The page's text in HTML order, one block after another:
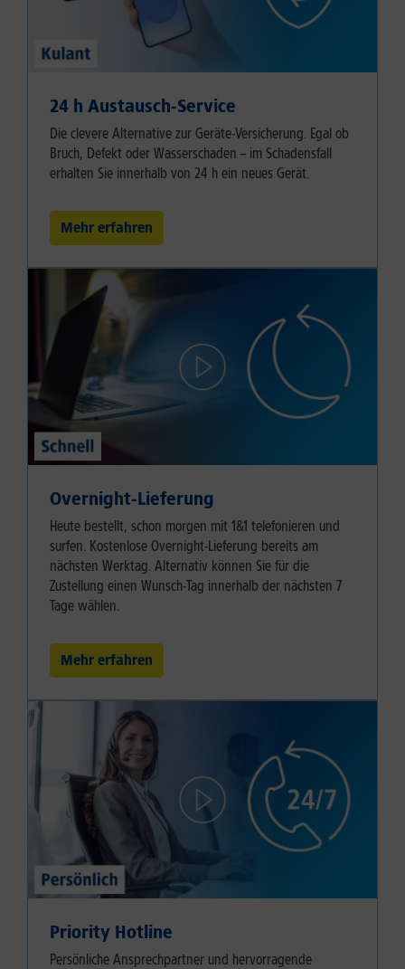
24 h Austausch-Service
Die clevere Alternative zur Geräte-Versicherung. Egal ob
Bruch, Defekt oder Wasserschaden – im Schadensfall
erhalten Sie innerhalb von 24 h ein neues Gerät.
Mehr erfahren
Overnight-Lieferung
Heute bestellt, schon morgen mit 1&1 telefonieren und
surfen. Kostenlose Overnight-Lieferung bereits am
nächsten Werktag. Alternativ können Sie für die
Zustellung einen Wunsch-Tag innerhalb der nächsten 7
Tage wählen.
Mehr erfahren
Priority Hotline
Persönliche Ansprechpartner und hervorragende